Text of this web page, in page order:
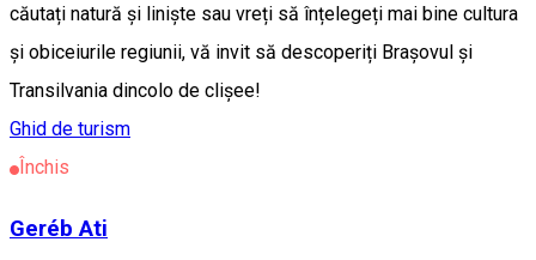
căutați natură și liniște sau vreți să înțelegeți mai bine cultura
și obiceiurile regiunii, vă invit să descoperiți Brașovul și
Transilvania dincolo de clișee!
Ghid de turism
Închis
Geréb Ati